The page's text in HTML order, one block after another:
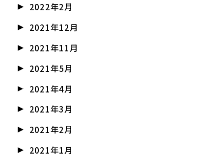
2022年2月
2021年12月
2021年11月
2021年5月
2021年4月
2021年3月
2021年2月
2021年1月